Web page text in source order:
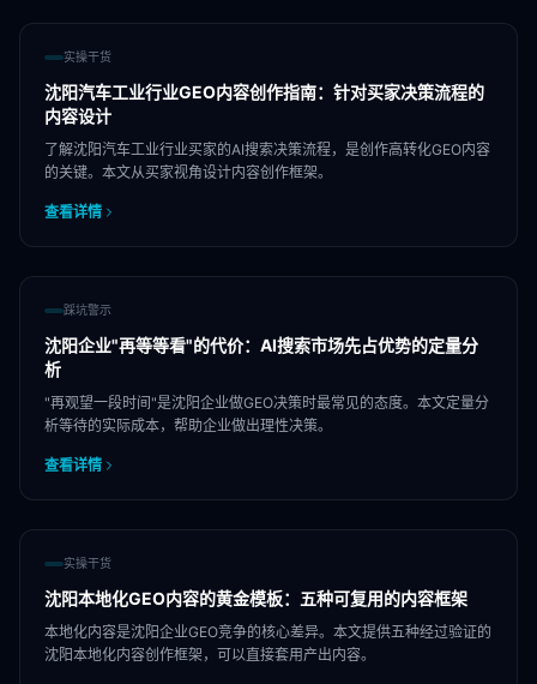
实操干货
沈阳汽车工业行业GEO内容创作指南：针对买家决策流程的
内容设计
了解沈阳汽车工业行业买家的AI搜索决策流程，是创作高转化GEO内容
的关键。本文从买家视角设计内容创作框架。
查看详情
踩坑警示
沈阳企业"再等等看"的代价：AI搜索市场先占优势的定量分
析
"再观望一段时间"是沈阳企业做GEO决策时最常见的态度。本文定量分
析等待的实际成本，帮助企业做出理性决策。
查看详情
实操干货
沈阳本地化GEO内容的黄金模板：五种可复用的内容框架
本地化内容是沈阳企业GEO竞争的核心差异。本文提供五种经过验证的
沈阳本地化内容创作框架，可以直接套用产出内容。